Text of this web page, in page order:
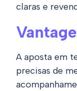
claras e
A aposta em
precisas de